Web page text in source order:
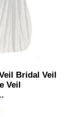
Bridal Veil
Veil